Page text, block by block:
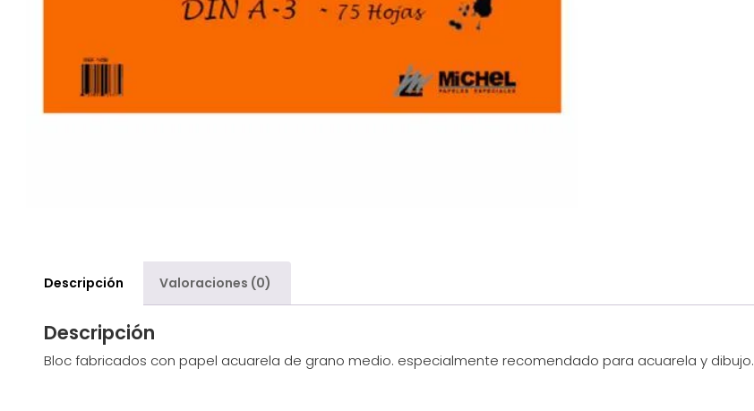
Descripción Valoraciones (0)
Descripción
Bloc fabricados con papel acuarela de grano medio. especialmente recomendado para acuarela y dibujo.